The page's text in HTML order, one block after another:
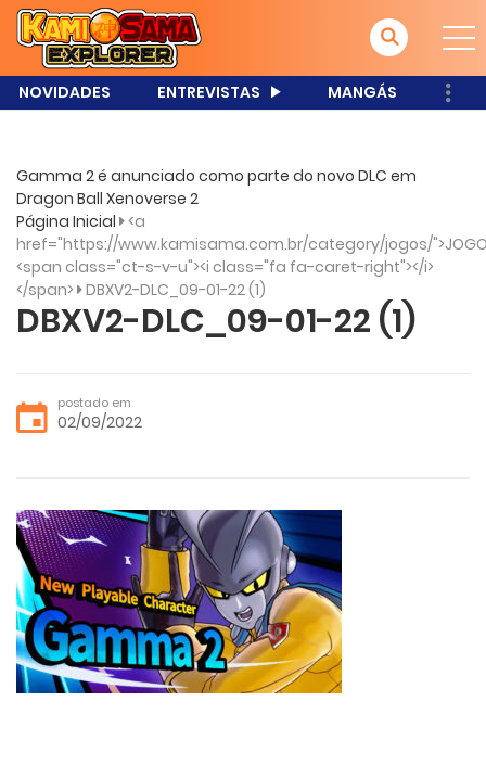
NOVIDADES ENTREVISTAS MANGÁS
Gamma 2 é anunciado como parte do novo DLC em
Dragon Ball Xenoverse 2
Página Inicial <a
href="https://www.kamisama.com.br/category/jogos/
<span class="ct-s-v-u"><i class="fa fa-caret-right"></i>
</span> DBXV2-DLC_09-01-22 (1)
DBXV2-DLC_09-01-22 (1)
postado em
02/09/2022